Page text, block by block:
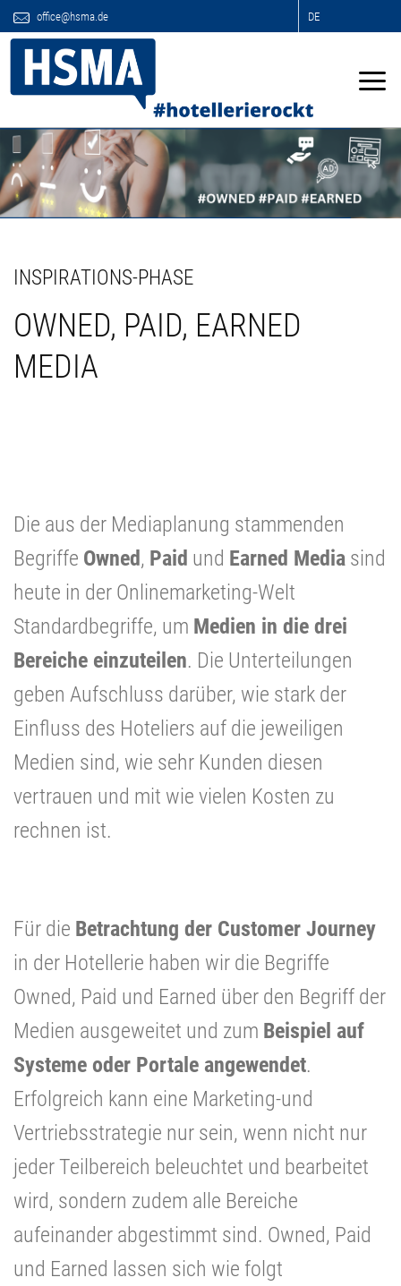
office@hsma.de DE
INSPIRATIONS-PHASE
OWNED, PAID, EARNED
MEDIA
Die aus der Mediaplanung stammenden
Begriffe Owned, Paid und Earned Media sind
heute in der Onlinemarketing-Welt
Standardbegriffe, um Medien in die drei
Bereiche einzuteilen. Die Unterteilungen
geben Aufschluss darüber, wie stark der
Einfluss des Hoteliers auf die jeweiligen
Medien sind, wie sehr Kunden diesen
vertrauen und mit wie vielen Kosten zu
rechnen ist.
Für die Betrachtung der Customer Journey
in der Hotellerie haben wir die Begriffe
Owned, Paid und Earned über den Begriff der
Medien ausgeweitet und zum Beispiel auf
Systeme oder Portale angewendet.
Erfolgreich kann eine Marketing-und
Vertriebsstrategie nur sein, wenn nicht nur
jeder Teilbereich beleuchtet und bearbeitet
wird, sondern zudem alle Bereiche
aufeinander abgestimmt sind. Owned, Paid
und Earned lassen sich wie folgt